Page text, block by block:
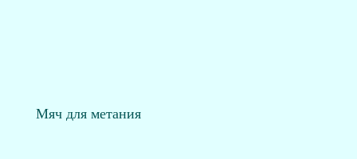
Мяч для метания